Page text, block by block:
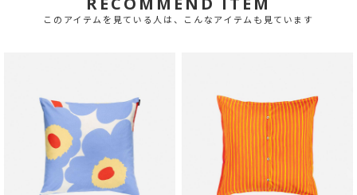
このアイテムを見ている人は、こんなアイテムも見ています